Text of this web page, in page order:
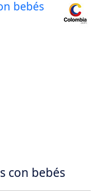
con bebés